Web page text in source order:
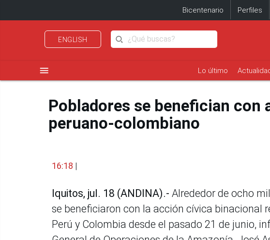
Bicentenario Perfiles
ENGLISH
menu Lo último
Pobladores se benefician
peruano-colombiano
16:18 |
Iquitos, jul. 18 (ANDINA).- Alrededor de ocho
se beneficiaron con la acción cívica binacional
Perú y Colombia desde el pasado 21 de junio,